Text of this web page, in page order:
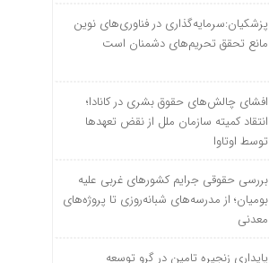
پزشکیان:سرمایه‌گذاری در فناوری‌های نوین
مانع تحقق تحریم‌های دشمنان است
افشای چالش‌های حقوق بشری در کانادا؛
انتقاد کمیته سازمان ملل از نقض تعهد‌ها
توسط اوتاوا
بررسی حقوقی جرایم کشور‌های غربی علیه
بومیان؛ از مدرسه‌های شبانه‌روزی تا پروژه‌های
معدنی
پایداری زنجیره تامین در گرو توسعه